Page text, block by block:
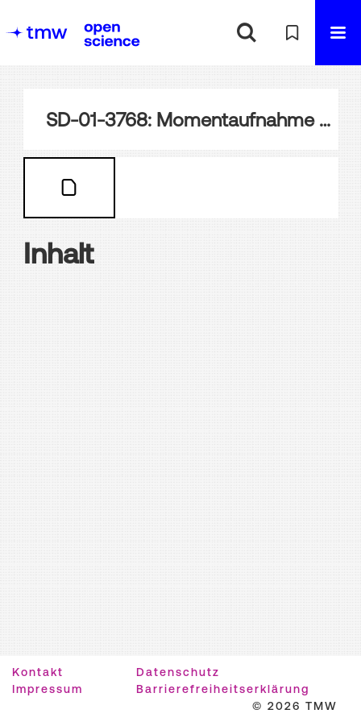
SD-01-3768: Momentaufnahme der Einweihung des Suezkanals, Kriegsschiffe in Port Said
Inhalt
Kontakt
Datenschutz
Impressum
Barrierefreiheitserklärung
© 2026 TMW